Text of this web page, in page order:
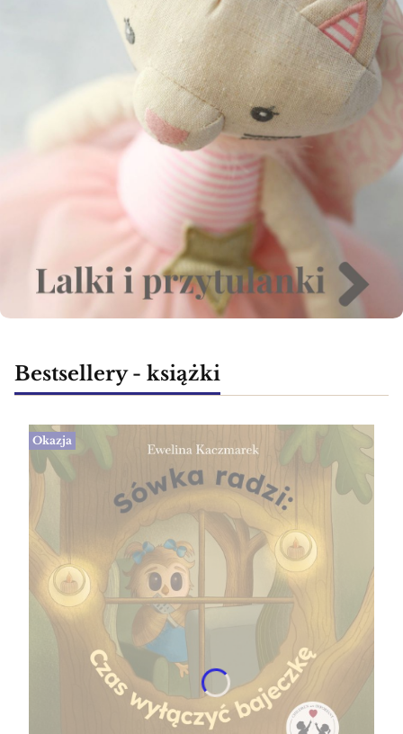
Bestsellery - książki
Okazja